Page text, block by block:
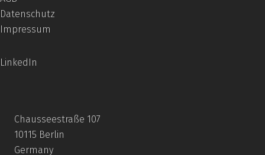
Datenschutz
Impressum
LinkedIn
Chausseestraße 107
10115 Berlin
Germany